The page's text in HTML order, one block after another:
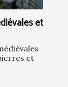
et
et